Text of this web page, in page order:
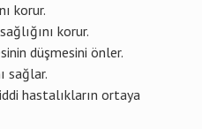
korur.
korur.
düşmesini önler.
sağlar.
hastalıkların ortaya